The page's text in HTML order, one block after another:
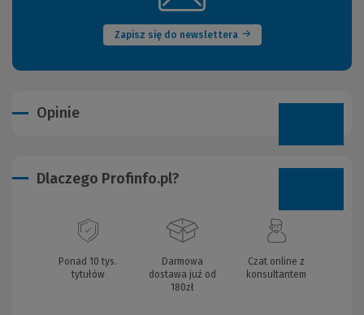
Zapisz się do newslettera
okno)
Opinie
Dlaczego Profinfo.pl?
Ponad 10 tys.
tytułów
Darmowa
dostawa już od
180zł
Czat online z
konsultantem